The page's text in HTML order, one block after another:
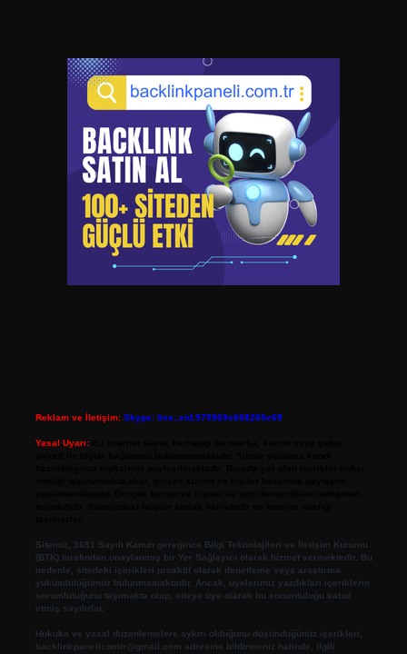
Reklam ve İletişim: Skype: live:.cid.575569c608265c69
Yasal Uyarı:
Sitemiz, 5651 Sayılı Kanun gereğince Bilgi Teknolojileri ve İletişim Kurumu
(BTK) tarafından onaylanmış bir Yer Sağlayıcı olarak hizmet vermektedir. Bu
nedenle, sitedeki içerikleri proaktif olarak denetleme veya araştırma
yükümlülüğümüz bulunmamaktadır. Ancak, üyelerimiz yazdıkları içeriklerin
sorumluluğunu taşımakta olup, siteye üye olarak bu sorumluluğu kabul
etmiş sayılırlar.
Hukuka ve yasal düzenlemelere aykırı olduğunu düşündüğünüz içerikleri,
backlinkpanelicomtr@gmail.com adresine bildirmeniz halinde, ilgili